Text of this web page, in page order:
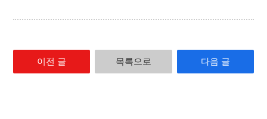
이전 글 목록으로 다음 글